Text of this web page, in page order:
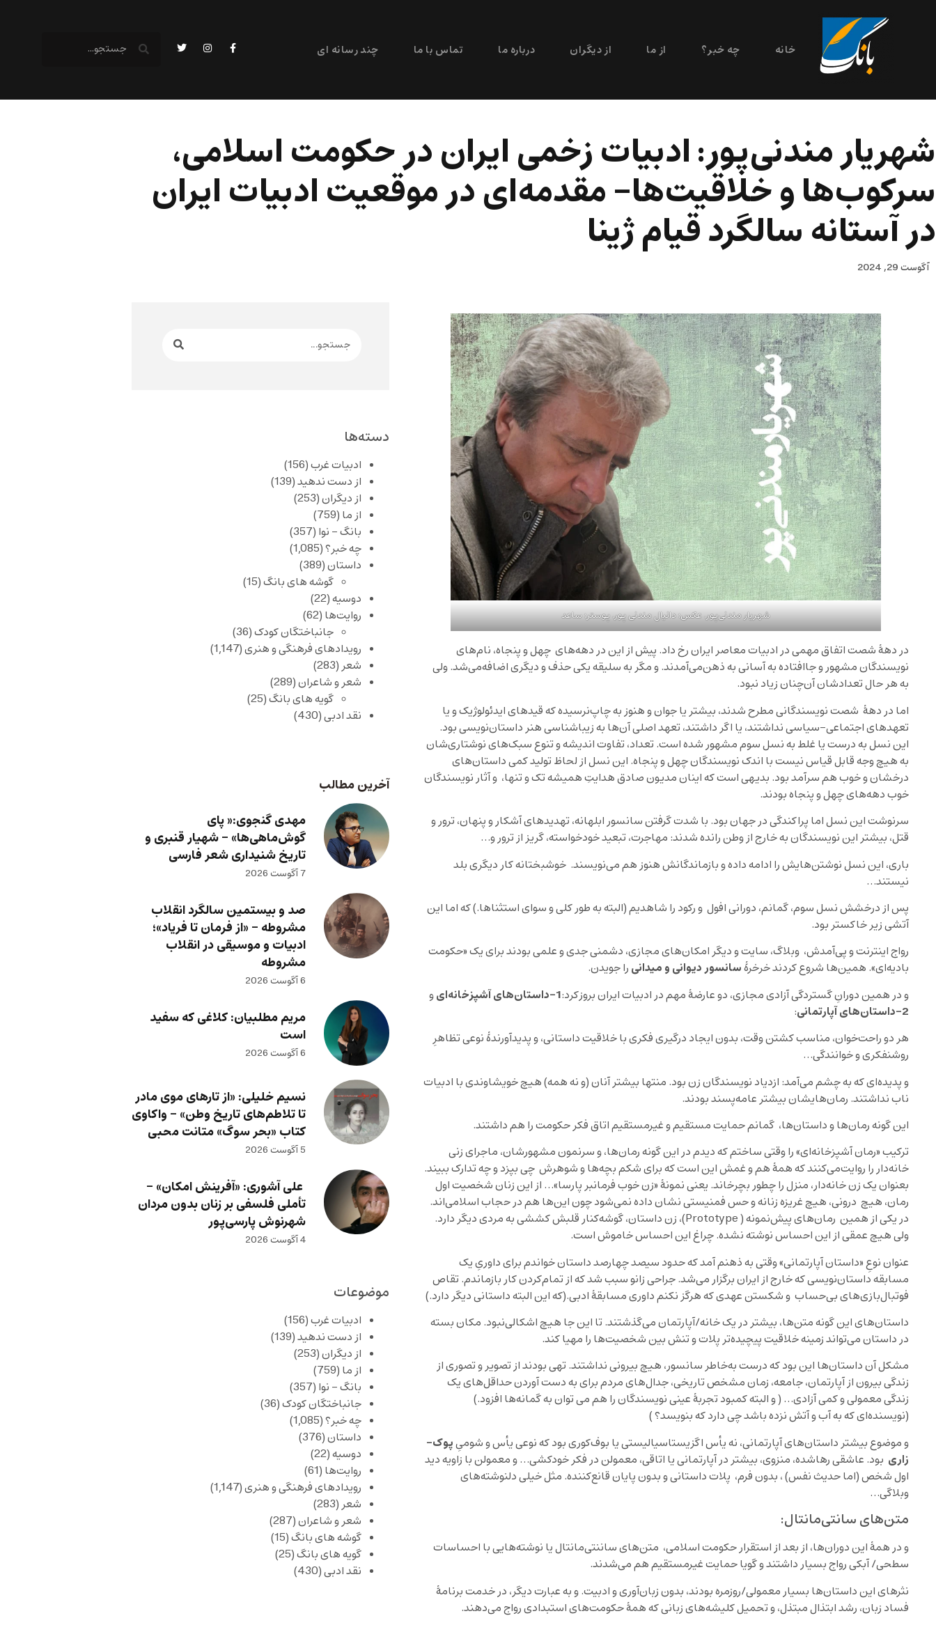
خانه چه خبر؟ از ما از دیگران درباره ما تماس با ما چند رسانه ای
شهریار مندنی‌پور: ادبیات زخمی ایران در حکومت اسلامی،
سرکوب‌ها و خلاقیت‌ها- مقدمه‌ای در موقعیت ادبیات ایران
در آستانه سالگرد قیام ژینا
آگوست 29, 2024
شهریار مندنی‌پور. عکس: دانیال مندنی پور. پوستر: ساعد
در دهۀ شصت اتفاق مهمی در ادبیات معاصر ایران رخ داد. پیش از این در دهه‌های چهل و پنجاه، نام‌های
نویسندگان مشهور و جاافتاده به آسانی به ذهن‌می‌آمدند. و مگر به سلیقه یکی حذف و دیگری اضافه‌می‌شد. ولی
به هر حال تعدادشان آن‌‌چنان زیاد نبود.
اما در دهۀ شصت نویسندگانی مطرح‌ شدند، بیشتر یا جوان و هنوز به چاپ‌نرسیده که قید‌های ایدئولوژیک و یا
تعهدهای اجتماعی-سیاسی نداشتند، یا اگر داشتند، تعهد اصلی آن‌ها به زیباشناسی هنر داستان‌نویسی بود.
این نسل به درست یا غلط به نسل سوم مشهور شده ‌است. تعداد، تفاوت اندیشه و تنوع سبک‌های نوشتاری‌شان
به هیچ وجه قابل قیاس نیست با اندک نویسندگان چهل و پنجاه. این نسل از لحاظ تولید کمی داستان‌های
درخشان و خوب هم سرآمد ‌بود. بدیهی‌ است که اینان مدیون صادق هدایتِ همیشه تک و تنها، و آثار نویسندگان
خوب دهه‌های چهل و پنجاه بودند.
سرنوشت این نسل اما پراکندگی در جهان بود. با شدت گرفتن سانسور ابلهانه، تهدید‌های آشکار و پنهان، ترور و
قتل، بیشتر این نویسندگان به خارج از وطن‌ رانده ‌شدند: مهاجرت، تبعید خودخواسته، گریز از ترور و…
باری، این نسل نوشتن‌هایش را ادامه داده و بازماندگانش هنوز هم می‌نویسند. خوشبختانه کار دیگری بلد‌
نیستند…
پس از درخشش نسل سوم، گمانم، دورانی افول و رکود را شاهدیم (البته به طور کلی و سوای استثناها.) که اما این
آتشی زیر خاکستر بود.
رواج اینترنت و پی‌آمدش، وبلاگ، سایت و دیگر امکان‌های مجازی، دشمنی جدی و علمی بودند برای یک «حکومت
بادیه‌ای». همین‌ها شروع‌ کردند خرخرۀسانسور دیوانی و میدانی را جویدن.
و در همین دورانِ گستردگی آزادی مجازی، دو عارضۀ مهم در ادبیات ایران بروز‌کرد:1-داستان های آشپزخانهایو
2-داستان های آپارتمانی:
هر دو راحت‌خوان، مناسب کشتن وقت، بدون ایجاد درگیر‌ی فکری با خلاقیت داستانی، و پدید‌آورندۀ نوعی تظاهرِ
روشنفکری و خوانندگی…
و پدیده‌ای که به چشم می‌آمد: ازدیاد نویسندگان زن بود. منتها بیشتر آنان (و نه همه) هیچ خویشاوندی با ادبیات
ناب نداشتند. رمان‌هایشان بیشتر عامه‌پسند بودند.
این گونه رمان‌ها و داستان‌ها، گمانم حمایت مستقیم و غیرمستقیم اتاق فکر حکومت را هم داشتند.
ترکیب «رمان آشپزخانه‌ای» را وقتی ساختم که دیدم در این گونه رمان‌ها، و سرنمون مشهورشان، ماجرای زنی
خانه‌دار را روایت‌می‌کنند که همۀ هم و غمش این است که برای شکم بچه‌ها و شوهرش چی بپزد و چه تدارک ‌ببیند.
بعنوان یک زن خانه‌دار، منزل را چطور بچرخاند. یعنی نمونۀ «زن خوب فرمانبر پارسا»… از این زنان شخصیت اول
رمان، هیچ درونی، هیچ غریزه زنانه و حس فمنیستی نشان‌ داده ‌نمی‌شود چون این‌ها هم در حجاب اسلامی‌اند.
در یکی از همین رمان‌های پیش‌نمونه ( Prototype)، زن داستان، گوشه‌کنار قلبش کششی به مردی دیگر دارد.
ولی هیچ عمقی از این احساس نوشته ‌نشده. چراغ این احساس خاموش‌ است.
عنوان نوعِ «داستان آپارتمانی» وقتی به ذهنم آمد که حدود سیصد چهارصد داستان خواندم برای داوریِ یک
مسابقه داستان‌نویسی که خارج از ایران برگزار ‌می‌شد. جراحی زانو سبب شد که از تمام‌کردن کار بازماندم. تقاص
فوتبال‌بازی‌های بی‌حساب و شکستن عهدی که هرگز نکنم داوری مسابقۀ ادبی.(که این البته داستانی دیگر دارد.)
داستان‌های این گونه متن‌ها، بیشتر در یک خانه/آپارتمان می‌گذشتند. تا این جا هیچ اشکالی‌نبود. مکان بسته
در داستان می‌تواند زمینه خلاقیت پیچیده‌تر پلات و تنش بین شخصیت‌‌ها را مهیا‌ کند.
مشکل آن داستان‌ها این بود که درست به‌خاطر سانسور، هیچ بیرونی نداشتند. تهی‌ بودند از تصویر و تصوری از
زندگی بیرون از آپارتمان، جامعه، زمان مشخص تاریخی، جدال‌های مردم برای به دست آوردن حداقل‌های یک
زندگی معمولی و کمی آزادی‌… ( و البته کمبود تجربۀ عینی نویسندگان را هم می توان به گمانه‌ها افزود.)
(نویسنده‌ای که به آب و آتش نزده باشد چی دارد که بنویسد؟ )
و موضوع بیشتر داستان‌های آپارتمانی، نه یأس اگزیستاسیالیستی یا بوف‌کوری بود که نوعی یأس و شومیِپوک-
زاری بود. عاشقی رها‌شده، منزوی، بیشتر در آپارتمانی یا اتاقی، معمولن در فکر خودکشی… و معمولن با زاویه دید
اول شخص (اما حدیث نفس) ، بدون فرم، پلات داستانی و بدون پایان قانع‌کننده. مثل خیلی دلنوشته‌های
وبلاگی…
متن‌های سانتی‌مانتال:
و در همۀ این دوران‌ها، از بعد از استقرار حکومت اسلامی، متن‌های ساننتی‌مانتال یا نوشته‌هایی با احساسات
سطحی/ آبکی رواج بسیار داشتند و گویا حمایت غیرمستقیم هم می‌شدند.
نثرهای این داستان‌ها بسیار معمولی/روزمره بودند، بدون زبان‌آوری و ادبیت. و به عبارت دیگر، در خدمت برنامۀ
فساد زبان، رشد ابتذال مبتذل، و تحمیل کلیشه‌های زبانی که همۀ حکومت‌های استبدادی رواج‌ می‌دهند.
دسته‌ها
ادبیات غرب(156)
از دست ندهید(139)
از دیگران(253)
از ما (759)
بانگ – نوا (357)
چه خبر؟(1,085)
داستان(389)
گوشه های بانگ(15)
دوسیه(22)
روایت‌ها (62)
جانباختگان کودک(36)
رویدادهای فرهنگی و هنری(1,147)
شعر(283)
شعر و شاعران(289)
گویه های بانگ(25)
نقد ادبی(430)
آخرین مطالب
مهدی گنجوی:« پای
گوش‌ماهی‌ها» – شهیار قنبری و
تاریخ شنیداری شعر فارسی
7 آگوست 2026
صد و بیستمین سالگرد انقلاب
مشروطه – «از فرمان تا فریاد»؛
ادبیات و موسیقی در انقلاب
مشروطه
6 آگوست 2026
مریم مطلبیان: کلاغی که سفید
است
6 آگوست 2026
نسیم خلیلی: «از تارهای موی مادر
تا تلاطم‌های تاریخ وطن» – واکاوی
کتاب «بحر سوگ» متانت محبی
5 آگوست 2026
علی آشوری: «آفرینش امکان» –
تأملی فلسفی بر زنان بدون مردان
شهرنوش پارسی‌پور
4 آگوست 2026
موضوعات
ادبیات غرب(156)
از دست ندهید(139)
از دیگران(253)
از ما (759)
بانگ – نوا (357)
جانباختگان کودک(36)
چه خبر؟(1,085)
داستان(376)
دوسیه(22)
روایت‌ها (61)
رویدادهای فرهنگی و هنری(1,147)
شعر (283)
شعر و شاعران(287)
گوشه های بانگ(15)
گویه های بانگ(25)
نقد ادبی(430)